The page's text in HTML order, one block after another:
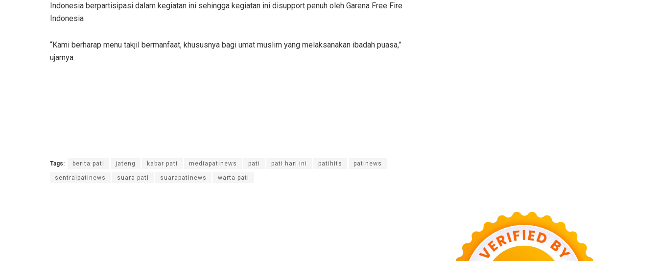
Indonesia berpartisipasi dalam kegiatan ini sehingga kegiatan ini disupport penuh oleh Garena Free Fire
Indonesia
“Kami berharap menu takjil bermanfaat, khususnya bagi umat muslim yang melaksanakan ibadah puasa,”
ujarnya.
Tags: berita pati jateng kabar pati mediapatinews pati pati hari ini patihits patinews
sentralpatinews suara pati suarapatinews warta pati